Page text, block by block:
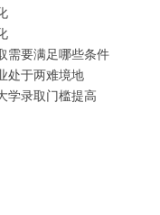
需要满足哪些条件
处于两难境地
学录取门槛提高